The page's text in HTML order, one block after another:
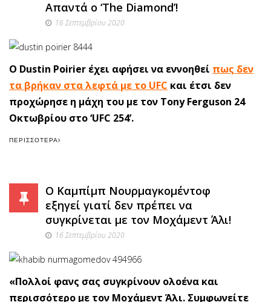
Aπαντά ο ‘The Diamond’!
16 Σεπτεμβρίου 2020
Ο Dustin Poirier έχει αφήσει να εννοηθεί πως δεν
τα βρήκαν στα λεφτά με το UFC και έτσι δεν
προχώρησε η μάχη του με τον Tony Ferguson 24
Oκτωβρίου στο ‘UFC 254’.
ΠΕΡΙΣΣΌΤΕΡΑ
Ο Καμπίμπ Νουρμαγκομέντοφ
εξηγεί γιατί δεν πρέπει να
συγκρίνεται με τον Μοχάμεντ Άλι!
16 Σεπτεμβρίου 2020
«Πολλοί φανς σας συγκρίνουν ολοένα και
περισσότερο με τον Μοχάμεντ Άλι. Συμφωνείτε